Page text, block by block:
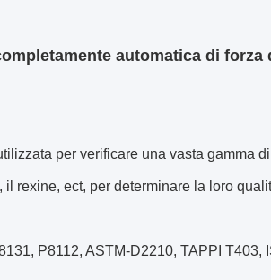
automatica di
per verificare una vasta gamma
il rexine, ect, per determinare la loro
P8112, ASTM-D2210, TAPPI T403,